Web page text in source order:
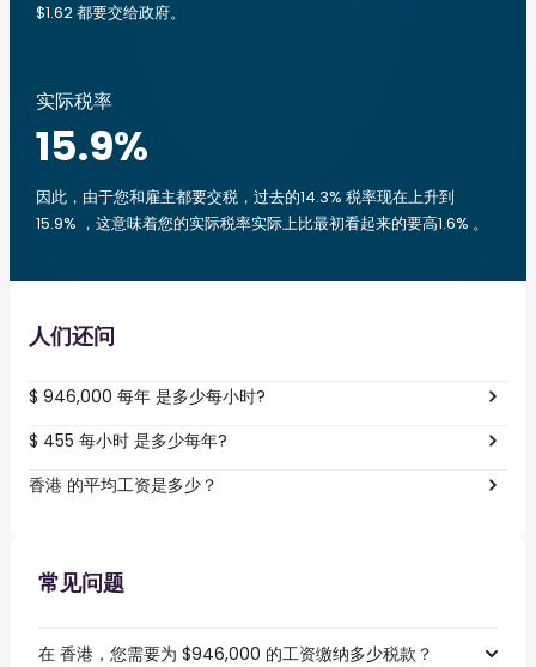
$1.62 都要交给政府。
实际税率
15.9%
因此，由于您和雇主都要交税，过去的14.3% 税率现在上升到
15.9% ，这意味着您的实际税率实际上比最初看起来的要高1.6% 。
人们还问
$ 946,000 每年 是多少每小时?
$ 455 每小时 是多少每年?
香港 的平均工资是多少？
常见问题
在 香港，您需要为 $946,000 的工资缴纳多少税款？